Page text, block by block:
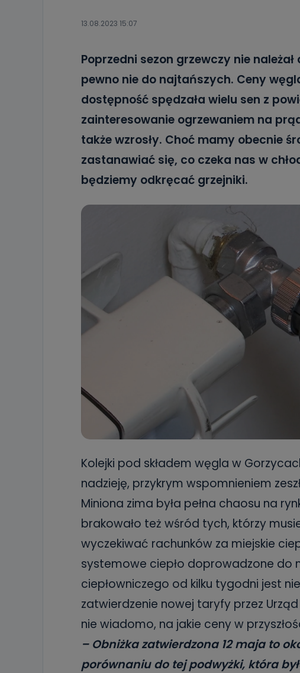
13.08.2023 15:07
Poprzedni sezon grzewczy nie
pewno nie do najtańszych. Ceny
dostępność spędzała wielu sen z
zainteresowanie ogrzewaniem na
także wzrosły. Choć mamy obecnie
zastanawiać się, co czeka nas w
będziemy odkręcać grzejniki.
Kolejki pod składem węgla w
nadzieję, przykrym wspomnieniem
Miniona zima była pełna chaosu na
brakowało też wśród tych, którzy
wyczekiwać rachunków za miejskie
systemowe ciepło doprowadzone do
ciepłowniczego od kilku tygodni jest
zatwierdzenie nowej taryfy przez
nie wiadomo, na jakie ceny w
– Obniżka zatwierdzona 12 maja to
porównaniu do tej podwyżki, która